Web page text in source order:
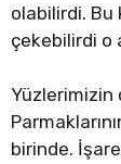
olabilirdi. Bu
çekebilirdi o
Yüzlerimizin
birinde.